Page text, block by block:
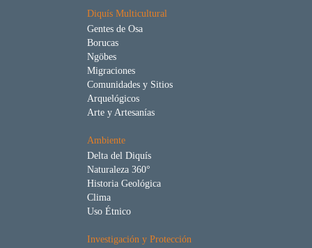
Diquís Multicultural
Gentes de Osa
Borucas
Ngöbes
Migraciones
Comunidades y Sitios
Arquelógicos
Arte y Artesanías
Ambiente
Delta del Diquís
Naturaleza 360°
Historia Geológica
Clima
Uso Étnico
Investigación y Protección